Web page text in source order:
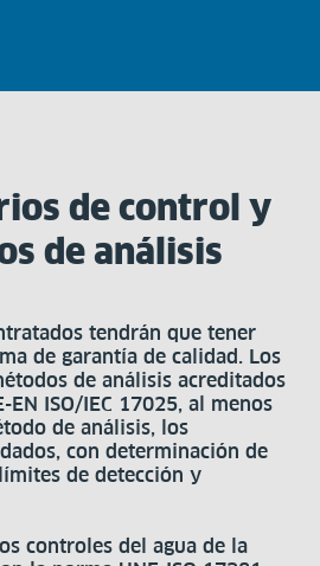
de control y
de análisis
tendrán que tener
de garantía de calidad. Los
de análisis acreditados
EN ISO/IEC 17025, al menos
de análisis, los
con determinación de
de detección y
controles del agua de la